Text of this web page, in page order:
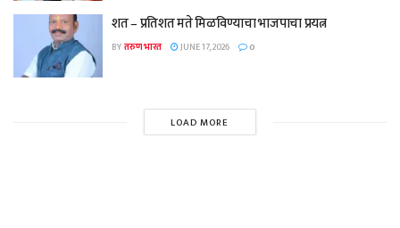
शत – प्रतिशत मते मिळविण्याचा भाजपाचा प्रयत्न
BYतरुण भारत JUNE 17, 2026 0
LOAD MORE